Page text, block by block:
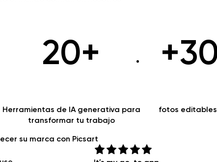
20+
Herramientas de IA generativa para
transformar tu trabajo
fotos
su marca con Picsart